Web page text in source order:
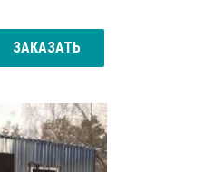
ЗАКАЗАТЬ